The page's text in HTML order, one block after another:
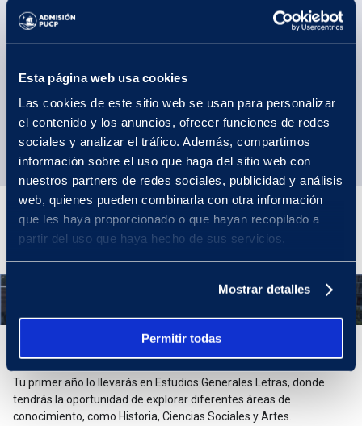
Esta página web usa cookies
Las cookies de este sitio web se usan para personalizar
el contenido y los anuncios, ofrecer funciones de redes
sociales y analizar el tráfico. Además, compartimos
información sobre el uso que haga del sitio web con
nuestros partners de redes sociales, publicidad y análisis
web, quienes pueden combinarla con otra información
que les haya proporcionado o que hayan recopilado a
partir del uso que haya hecho de sus servicios.
Mostrar detalles
Permitir todas
¿Cuál es el campo laboral?
Convenios internacionales: ¿Con qué
Plan de estudios
Año 1
Tu primer año lo llevarás en Estudios Generales Letras, donde
tendrás la oportunidad de explorar diferentes áreas de
conocimiento, como Historia, Ciencias Sociales y Artes.